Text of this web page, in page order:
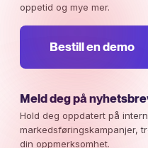
oppetid og mye mer.
Bestill en demo
Meld deg på
Hold deg oppdatert på
markedsføringskampanjer,
din oppmerksomhet.